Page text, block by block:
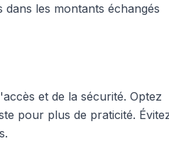
les montants échangés
et de la sécurité. Optez
pour plus de praticité.